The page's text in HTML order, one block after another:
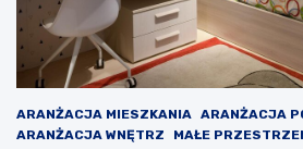
ARANŻACJA MIESZKANIA
ARANŻACJA
ARANŻACJA WNĘTRZ
MAŁE